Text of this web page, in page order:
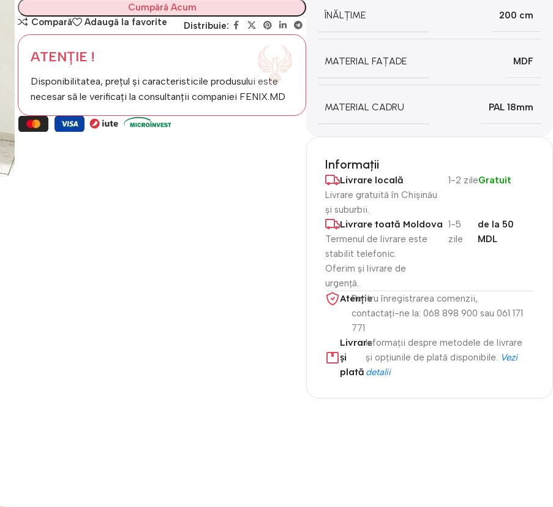
Cumpără Acum
Compară
Adaugă la favorite Distribuie:
ATENȚIE !
Disponibilitatea, prețul și caracteristicile produsului este
necesar să le verificați la consultanții companiei FENIX.MD
ÎNĂLȚIME 200 cm
MATERIAL FAȚADE MDF
MATERIAL CADRU PAL 18mm
Informații
Livrare locală
Livrare gratuită în Chișinău
și suburbii.
1-2 zileGratuit
Livrare toată Moldova
Termenul de livrare este
stabilit telefonic.
Oferim și livrare de
urgență.
1-5
zile
de la 50
MDL
Atenție​
Pentru înregistrarea comenzii,
contactați-ne la: 068 898 900 sau 061 171
771
Livrare
și
plată
Informații despre metodele de livrare
și opțiunile de plată disponibile.
Vezi
detalii